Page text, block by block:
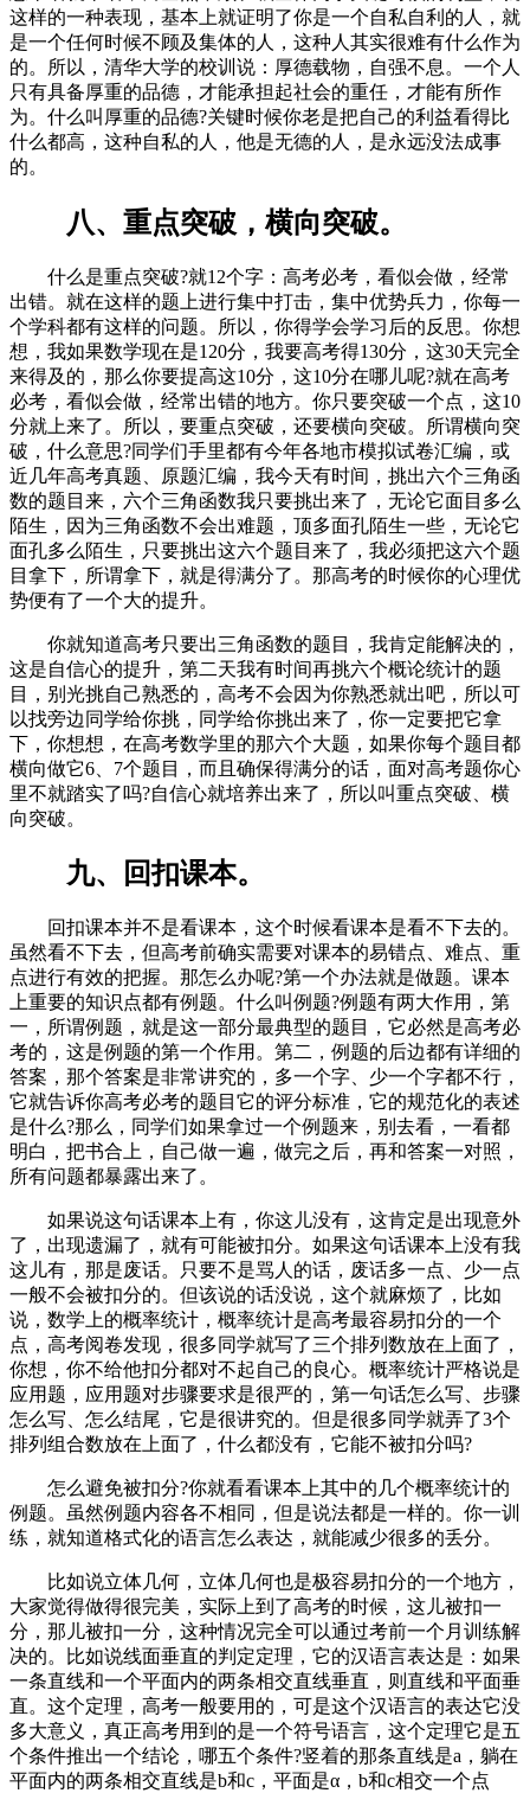
这样的一种表现，基本上就证明了你是一个自私自利的人，就
是一个任何时候不顾及集体的人，这种人其实很难有什么作为
的。所以，清华大学的校训说：厚德载物，自强不息。一个人
只有具备厚重的品德，才能承担起社会的重任，才能有所作
为。什么叫厚重的品德?关键时候你老是把自己的利益看得比
什么都高，这种自私的人，他是无德的人，是永远没法成事
的。
八、重点突破，横向突破。
什么是重点突破?就12个字：高考必考，看似会做，经常
出错。就在这样的题上进行集中打击，集中优势兵力，你每一
个学科都有这样的问题。所以，你得学会学习后的反思。你想
想，我如果数学现在是120分，我要高考得130分，这30天完全
来得及的，那么你要提高这10分，这10分在哪儿呢?就在高考
必考，看似会做，经常出错的地方。你只要突破一个点，这10
分就上来了。所以，要重点突破，还要横向突破。所谓横向突
破，什么意思?同学们手里都有今年各地市模拟试卷汇编，或
近几年高考真题、原题汇编，我今天有时间，挑出六个三角函
数的题目来，六个三角函数我只要挑出来了，无论它面目多么
陌生，因为三角函数不会出难题，顶多面孔陌生一些，无论它
面孔多么陌生，只要挑出这六个题目来了，我必须把这六个题
目拿下，所谓拿下，就是得满分了。那高考的时候你的心理优
势便有了一个大的提升。
你就知道高考只要出三角函数的题目，我肯定能解决的，
这是自信心的提升，第二天我有时间再挑六个概论统计的题
目，别光挑自己熟悉的，高考不会因为你熟悉就出吧，所以可
以找旁边同学给你挑，同学给你挑出来了，你一定要把它拿
下，你想想，在高考数学里的那六个大题，如果你每个题目都
横向做它6、7个题目，而且确保得满分的话，面对高考题你心
里不就踏实了吗?自信心就培养出来了，所以叫重点突破、横
向突破。
九、回扣课本。
回扣课本并不是看课本，这个时候看课本是看不下去的。
虽然看不下去，但高考前确实需要对课本的易错点、难点、重
点进行有效的把握。那怎么办呢?第一个办法就是做题。课本
上重要的知识点都有例题。什么叫例题?例题有两大作用，第
一，所谓例题，就是这一部分最典型的题目，它必然是高考必
考的，这是例题的第一个作用。第二，例题的后边都有详细的
答案，那个答案是非常讲究的，多一个字、少一个字都不行，
它就告诉你高考必考的题目它的评分标准，它的规范化的表述
是什么?那么，同学们如果拿过一个例题来，别去看，一看都
明白，把书合上，自己做一遍，做完之后，再和答案一对照，
所有问题都暴露出来了。
如果说这句话课本上有，你这儿没有，这肯定是出现意外
了，出现遗漏了，就有可能被扣分。如果这句话课本上没有我
这儿有，那是废话。只要不是骂人的话，废话多一点、少一点
一般不会被扣分的。但该说的话没说，这个就麻烦了，比如
说，数学上的概率统计，概率统计是高考最容易扣分的一个
点，高考阅卷发现，很多同学就写了三个排列数放在上面了，
你想，你不给他扣分都对不起自己的良心。概率统计严格说是
应用题，应用题对步骤要求是很严的，第一句话怎么写、步骤
怎么写、怎么结尾，它是很讲究的。但是很多同学就弄了3个
排列组合数放在上面了，什么都没有，它能不被扣分吗?
怎么避免被扣分?你就看看课本上其中的几个概率统计的
例题。虽然例题内容各不相同，但是说法都是一样的。你一训
练，就知道格式化的语言怎么表达，就能减少很多的丢分。
比如说立体几何，立体几何也是极容易扣分的一个地方，
大家觉得做得很完美，实际上到了高考的时候，这儿被扣一
分，那儿被扣一分，这种情况完全可以通过考前一个月训练解
决的。比如说线面垂直的判定定理，它的汉语言表达是：如果
一条直线和一个平面内的两条相交直线垂直，则直线和平面垂
直。这个定理，高考一般要用的，可是这个汉语言的表达它没
多大意义，真正高考用到的是一个符号语言，这个定理它是五
个条件推出一个结论，哪五个条件?竖着的那条直线是a，躺在
平面内的两条相交直线是b和c，平面是α，b和c相交一个点